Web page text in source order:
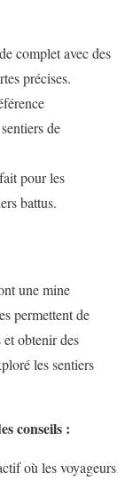
complet avec des
précises.
de
pour les
battus.
une mine
permettent de
et obtenir des
les sentiers
conseils :
où les voyageurs